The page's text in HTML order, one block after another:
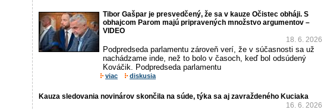
Tibor Gašpar je presvedčený, že sa v kauze Očistec obháji. S
obhajcom Parom majú pripravených množstvo argumentov –
VIDEO
18. 6. 2026
Podpredseda parlamentu zároveň verí, že v súčasnosti sa už
nachádzame inde, než to bolo v časoch, keď bol odsúdený
Kováčik. Podpredseda parlamentu
viac diskusia
Kauza sledovania novinárov skončila na súde, týka sa aj zavraždeného Kuciaka
16. 6. 2026